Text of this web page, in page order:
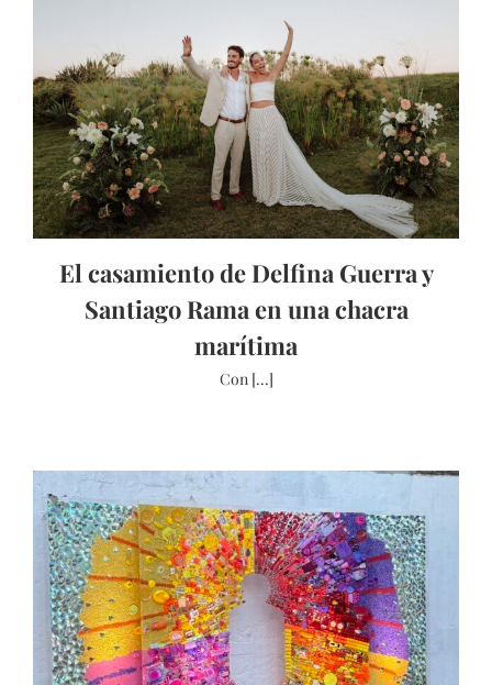
El casamiento de Delfina Guerra y
Santiago Rama en una chacra
marítima
Con [...]